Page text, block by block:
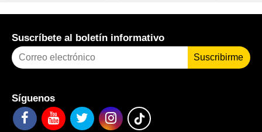
Suscríbete al boletín informativo
Suscribirme
Síguenos